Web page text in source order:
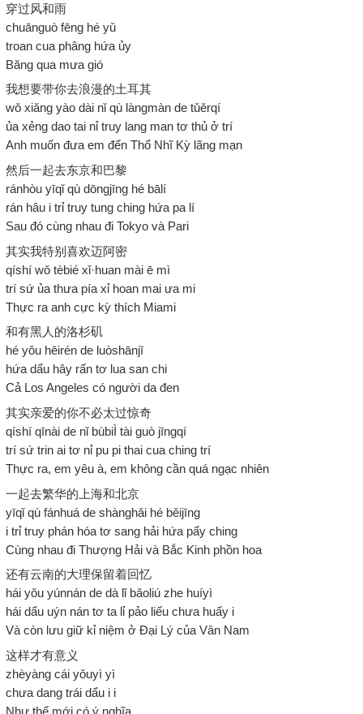
穿过风和雨
chuānguò fēng hé yǔ
troan cua phâng hứa ủy
Băng qua mưa gió
我想要带你去浪漫的土耳其
wǒ xiǎng yào dài nǐ qù làngmàn de tǔěrqí
ủa xẻng dao tai nỉ truy lang man tơ thủ ở trí
Anh muốn đưa em đến Thổ Nhĩ Kỳ lãng mạn
然后一起去东京和巴黎
ránhòu yīqǐ qù dōngjīng hé bālí
rán hâu i trỉ truy tung ching hứa pa lí
Sau đó cùng nhau đi Tokyo và Pari
其实我特别喜欢迈阿密
qíshí wǒ tèbié xǐ·huan mài ē mì
trí sứ ủa thưa pía xỉ hoan mai ưa mi
Thực ra anh cực kỳ thích Miami
和有黑人的洛杉矶
hé yǒu hēirén de luòshānjī
hứa dẩu hây rấn tơ lua san chi
Cả Los Angeles có người da đen
其实亲爱的你不必太过惊奇
qíshí qīnài de nǐ bùbiÌ tài guò jīngqí
trí sứ trin ai tơ nỉ pu pi thai cua ching trí
Thực ra, em yêu à, em không cần quá ngạc nhiên
一起去繁华的上海和北京
yīqǐ qù fánhuá de shànghǎi hé běijīng
i trỉ truy phán hóa tơ sang hải hứa pẩy ching
Cùng nhau đi Thượng Hải và Bắc Kinh phồn hoa
还有云南的大理保留着回忆
hái yǒu yúnnán de dà lǐ bǎoliú zhe huíyì
hái dẩu uýn nán tơ ta lỉ pảo liếu chưa huấy i
Và còn lưu giữ kỉ niệm ở Đại Lý của Vân Nam
这样才有意义
zhèyàng cái yǒuyì yì
chưa dang trái dẩu i i
Như thế mới có ý nghĩa